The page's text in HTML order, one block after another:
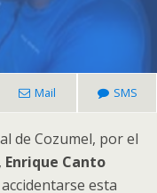
Mail SMS
de Cozumel, por el
Enrique Canto
esta